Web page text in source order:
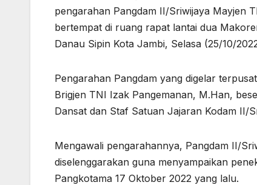
pengarahan Pangdam II/Sriwijaya Mayjen
bertempat di ruang rapat lantai dua
Danau Sipin Kota Jambi, Selasa (25/10/
Pengarahan Pangdam yang digelar
Brigjen TNI Izak Pangemanan, M.Han,
Dansat dan Staf Satuan Jajaran Kodam II/
Mengawali pengarahannya, Pangdam II/
diselenggarakan guna menyampaikan
Pangkotama 17 Oktober 2022 yang lalu.